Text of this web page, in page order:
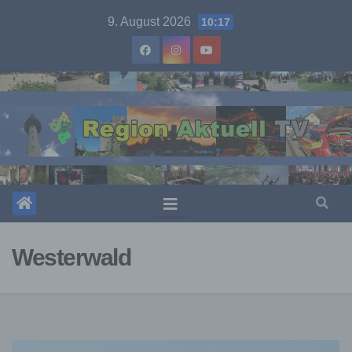
9. August 2026 10:17
Westerwald